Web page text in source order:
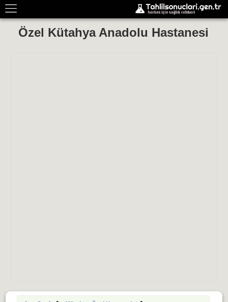
Özel Kütahya Anadolu Hastanesi